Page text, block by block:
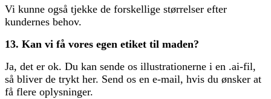
Vi kunne også tjekke de forskellige størrelser efter
kundernes behov.
13. Kan vi få vores egen etiket til maden?
Ja, det er ok. Du kan sende os illustrationerne i en .ai-fil,
så bliver de trykt her. Send os en e-mail, hvis du ønsker at
få flere oplysninger.